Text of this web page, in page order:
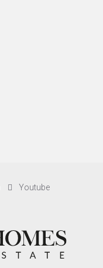
Youtube